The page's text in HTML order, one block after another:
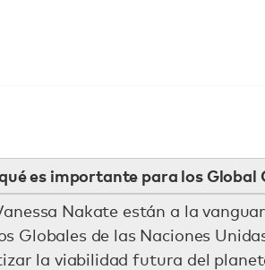
es importante para los Global
Nakate están a la
Globales de las Naciones
la viabilidad futura del